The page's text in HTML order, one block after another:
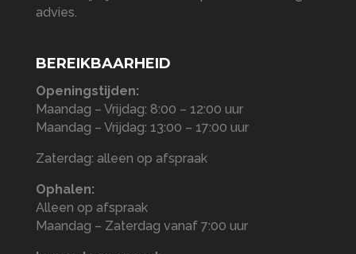
advies.
BEREIKBAARHEID
Openingstijden:
Maandag – Vrijdag: 8:00 – 12:00 uur
Maandag – Vrijdag: 13:00 – 17:00 uur
Zaterdag: alleen op afspraak
Ophalen:
Alleen op afspraak
Maandag – Zaterdag vanaf 7:00 uur